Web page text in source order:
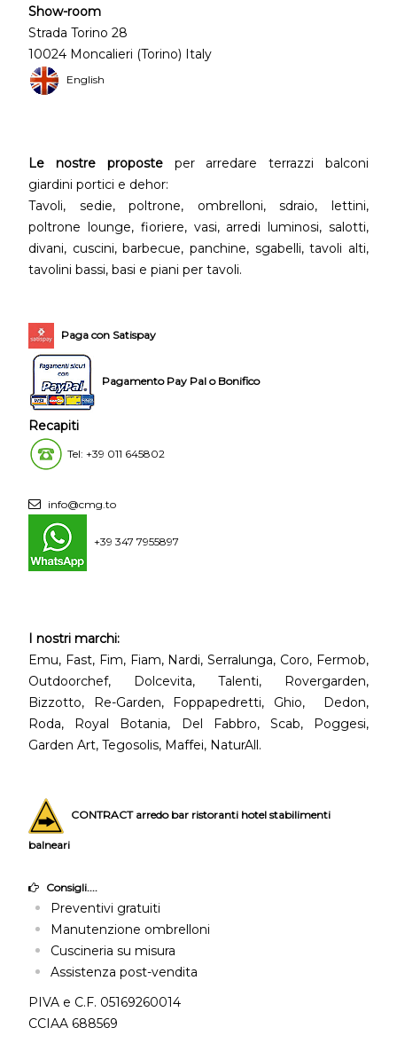
Show-room
Strada Torino 28
10024 Moncalieri (Torino) Italy
English
Le nostre proposteper arredare terrazzi balconi
giardini portici e dehor:
Tavoli, sedie, poltrone, ombrelloni, sdraio, lettini,
poltrone lounge, fioriere, vasi, arredi luminosi, salotti,
divani, cuscini, barbecue, panchine, sgabelli, tavoli alti,
tavolini bassi, basi e piani per tavoli.
Paga con Satispay
Pagamento Pay Pal o Bonifico
Recapiti
Tel: +39 011 645802
info@cmg.to
+39 347 7955897
I nostri marchi:
Emu, Fast, Fim, Fiam, Nardi, Serralunga, Coro, Fermob,
Outdoorchef, Dolcevita, Talenti, Rovergarden,
Bizzotto, Re-Garden, Foppapedretti, Ghio, Dedon,
Roda, Royal Botania, Del Fabbro, Scab, Poggesi,
Garden Art, Tegosolis, Maffei, NaturAll.
CONTRACT arredo bar ristoranti hotel stabilimenti
balneari
Consigli....
Preventivi gratuiti
Manutenzione ombrelloni
Cuscineria su misura
Assistenza post-vendita
PIVA e C.F. 05169260014
CCIAA 688569